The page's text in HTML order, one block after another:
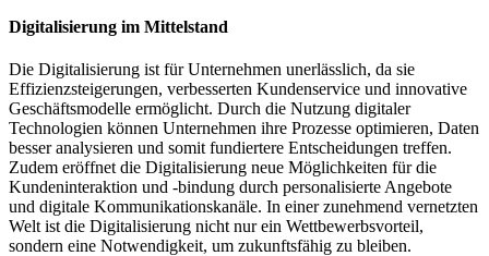
Digitalisierung im Mittelstand
Die Digitalisierung ist für Unternehmen unerlässlich, da sie
Effizienzsteigerungen, verbesserten Kundenservice und innovative
Geschäftsmodelle ermöglicht. Durch die Nutzung digitaler
Technologien können Unternehmen ihre Prozesse optimieren, Daten
besser analysieren und somit fundiertere Entscheidungen treffen.
Zudem eröffnet die Digitalisierung neue Möglichkeiten für die
Kundeninteraktion und -bindung durch personalisierte Angebote
und digitale Kommunikationskanäle. In einer zunehmend vernetzten
Welt ist die Digitalisierung nicht nur ein Wettbewerbsvorteil,
sondern eine Notwendigkeit, um zukunftsfähig zu bleiben.